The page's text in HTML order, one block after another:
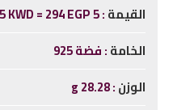
القيمة
الخامة فضة 925
الوزن